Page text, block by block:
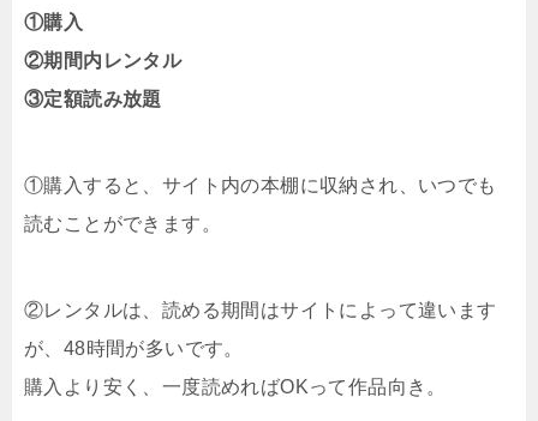
①購入
②期間内レンタル
③定額読み放題
①購入すると、サイト内の本棚に収納され、いつでも
読むことができます。
②レンタルは、読める期間はサイトによって違います
が、48時間が多いです。
購入より安く、一度読めればOKって作品向き。